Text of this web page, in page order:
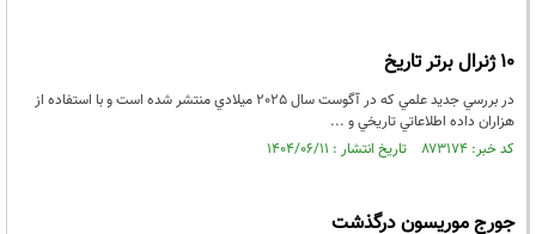
10 ژنرال برتر تاريخ
در بررسي جديد علمي كه در آگوست سال 2025 ميلادي منتشر شده است و با استفاده از
هزاران داده اطلاعاتي تاريخي و ...
کد خبر: ۸۷۳۱۷۴ تاریخ انتشار : ۱۴۰۴/۰۶/۱۱
جورج موریسون درگذشت